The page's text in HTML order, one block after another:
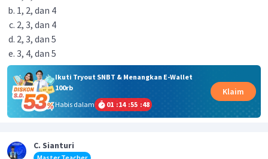
1, 2, dan 4
2, 3, dan 4
2, 3, dan 5
3, 4, dan 5
Ikuti Tryout SNBT & Menangkan E-Wallet
100rb
Habis dalam
01 :14 :55 :48
Klaim
C. Sianturi